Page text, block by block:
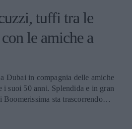
tuffi tra le
le amiche a
Dubai in compagnia delle amiche
i suoi 50 anni. Splendida e in gran
sta trascorrendo
più chic della città!